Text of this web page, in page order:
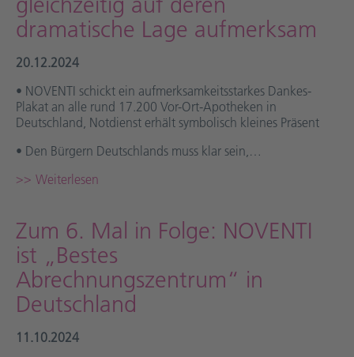
dramatische Lage aufmerksam
20.12.2024
• NOVENTI schickt ein aufmerksamkeitsstarkes Dankes-
Plakat an alle rund 17.200 Vor-Ort-Apotheken in
Deutschland, Notdienst erhält symbolisch kleines Präsent
• Den Bürgern Deutschlands muss klar sein,…
Weiterlesen
Zum 6. Mal in Folge: NOVENTI
ist „Bestes
Abrechnungszentrum“ in
Deutschland
11.10.2024